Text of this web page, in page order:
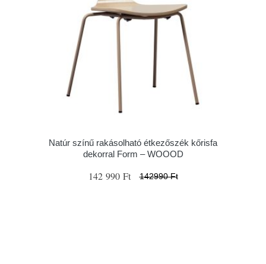
Natúr színű rakásolható étkezőszék kőrisfa
dekorral Form – WOOOD
142 990 Ft 142990 Ft